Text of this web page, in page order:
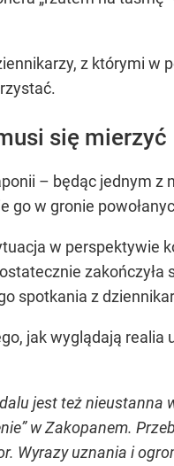
z którymi w
się mierzyć
– będąc jednym z
go w gronie
w perspektywie
spotkania z
jak wyglądają
jest też nieustanna
w Zakopanem.
Wyrazy uznania i